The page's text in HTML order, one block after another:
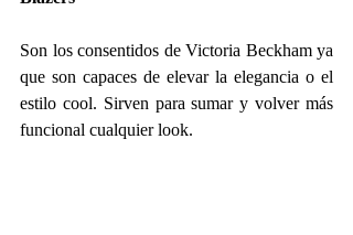
Son los consentidos de Victoria Beckham ya
que son capaces de elevar la elegancia o el
estilo cool. Sirven para sumar y volver más
funcional cualquier look.